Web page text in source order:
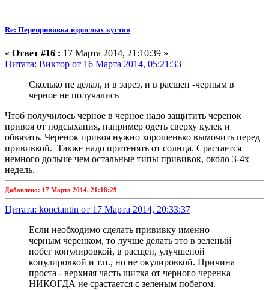
Re: Перепрививка взрослых кустов
« Ответ #16 : 17 Марта 2014, 21:10:39 »
Цитата: Виктор от 16 Марта 2014, 05:21:33
Сколько не делал, и в зарез, и в расщеп -черным в
черное не получались
Чтоб получилось черное в черное надо защитить черенок
привоя от подсыхания, например одеть сверху кулек и
обвязать. Черенок привоя нужно хорошенько вымочить перед
прививкой. Также надо притенять от солнца. Срастается
немного дольше чем остальные типы прививок, около 3-4х
недель.
Добавлено: 17 Марта 2014, 21:18:29
Цитата: konctantin от 17 Марта 2014, 20:33:37
Если необходимо сделать прививку именно
черным черенком, то лучше делать это в зеленый
побег копулировкой, в расщеп, улучшеной
копулировкой и т.п., но не окулировкой. Причина
проста - верхняя часть щитка от черного черенка
НИКОГДА не срастается с зеленым побегом.